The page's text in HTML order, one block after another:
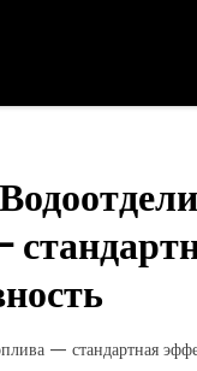
— стандартная